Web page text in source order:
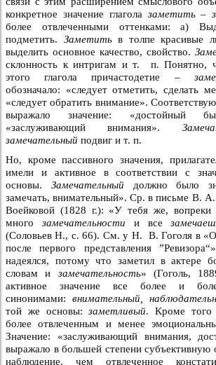
конкретное значение глагола заметить –
более отвлеченными оттенками: а)
подметить. Заметитьв толпе красивые
выделить основное качество, свойство.
склонность к интригам и т. п. Понятно,
этого глагола причастодетие –
обозначало: «следует отметить, сделать
«следует обратить внимание».
выражало значение: «достойный
«заслуживающий внимания».
замечательный подвиг и т. п.
Но, кроме пассивного значения,
имели и активное в соответствии с
основы. Замечательныйдолжно было
замечать, внимательный». Ср. в письме В.
Воейковой (1828 г.): «У тебя же, вопреки
много замечательности и все
(Соловьев Н., с. 66). См. у Н. В. Гоголя в
после первого представления
надеялся, потому что заметил в актере
словам и замечательность» (Гоголь,
активное значение все более и
синонимами:внимательный,
той же основы:заметливый. Кроме того
более отвлеченным и менее
Значение: «заслуживающий внимания,
выражало в большей степени субъективную
наблюдение, чем отвлеченное